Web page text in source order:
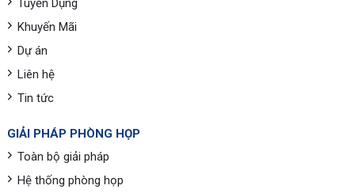
Tuyển Dụng
Khuyến Mãi
Dự án
Liên hệ
Tin tức
GIẢI PHÁP PHÒNG HỌP
Toàn bộ giải pháp
Hệ thống phòng họp